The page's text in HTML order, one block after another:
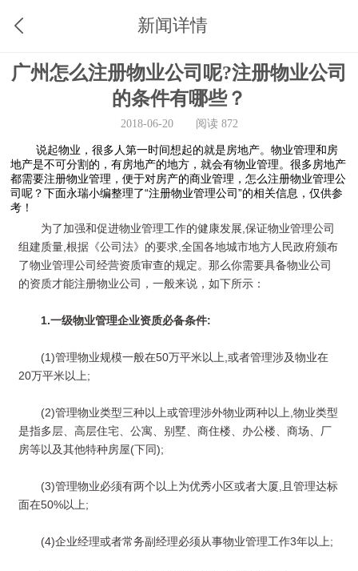
新闻详情
广州怎么注册物业公司呢?注册物业公司
的条件有哪些？
2018-06-20 阅读 872
说起物业，很多人第一时间想起的就是房地产。物业管理和房
地产是不可分割的，有房地产的地方，就会有物业管理。很多房地产
都需要注册物业管理，便于对房产的商业管理，怎么注册物业管理公
司呢？下面永瑞小编整理了“注册物业管理公司”的相关信息，仅供参
考！
为了加强和促进物业管理工作的健康发展,保证物业管理公司
组建质量,根据《公司法》的要求,全国各地城市地方人民政府颁布
了物业管理公司经营资质审查的规定。那么你需要具备物业公司
的资质才能注册物业公司，一般来说，如下所示：
1.一级物业管理企业资质必备条件:
(1)管理物业规模一般在50万平米以上,或者管理涉及物业在
20万平米以上;
(2)管理物业类型三种以上或管理涉外物业两种以上,物业类型
是指多层、高层住宅、公寓、别墅、商住楼、办公楼、商场、厂
房等以及其他特种房屋(下同);
(3)管理物业必须有两个以上为优秀小区或者大厦,且管理达标
面在50%以上;
(4)企业经理或者常务副经理必须从事物业管理工作3年以上;